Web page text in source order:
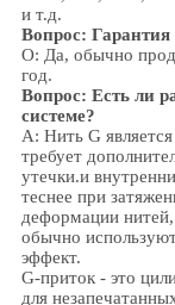
и т.д.
Вопрос: Гарантия
О: Да, обычно
год.
Вопрос: Есть ли
системе?
А: Нить G
требует
утечки.и
теснее при
деформации нитей,
обычно
эффект.
G-приток - это
для